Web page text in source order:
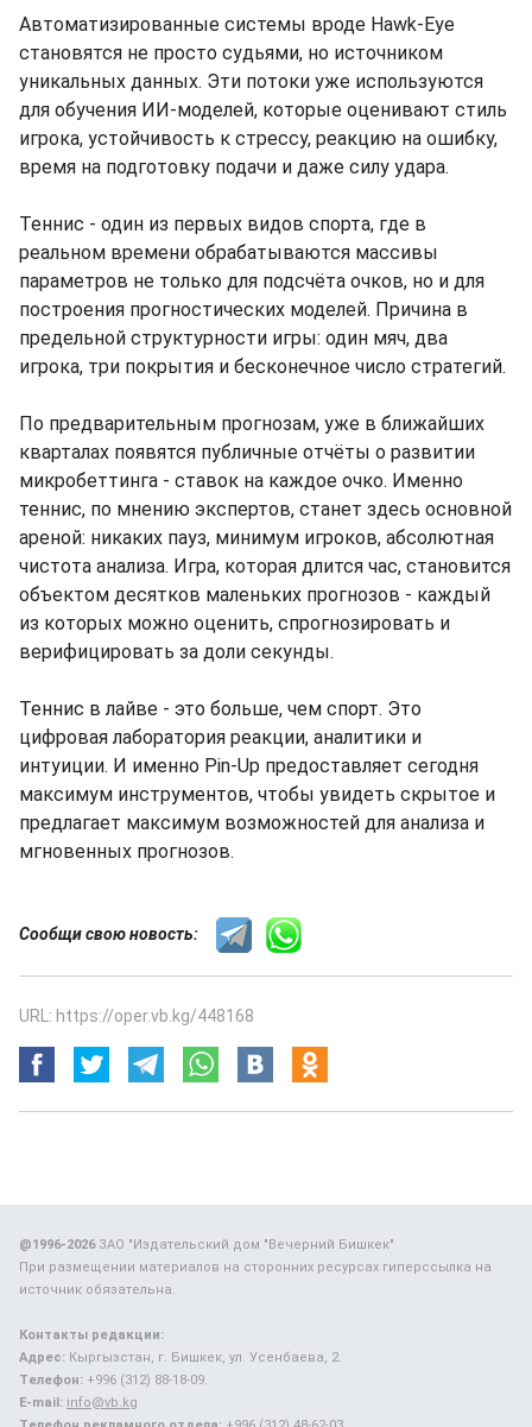
Автоматизированные системы вроде Hawk-Eye
становятся не просто судьями, но источником
уникальных данных. Эти потоки уже используются
для обучения ИИ-моделей, которые оценивают стиль
игрока, устойчивость к стрессу, реакцию на ошибку,
время на подготовку подачи и даже силу удара.
Теннис - один из первых видов спорта, где в
реальном времени обрабатываются массивы
параметров не только для подсчёта очков, но и для
построения прогностических моделей. Причина в
предельной структурности игры: один мяч, два
игрока, три покрытия и бесконечное число стратегий.
По предварительным прогнозам, уже в ближайших
кварталах появятся публичные отчёты о развитии
микробеттинга - ставок на каждое очко. Именно
теннис, по мнению экспертов, станет здесь основной
ареной: никаких пауз, минимум игроков, абсолютная
чистота анализа. Игра, которая длится час, становится
объектом десятков маленьких прогнозов - каждый
из которых можно оценить, спрогнозировать и
верифицировать за доли секунды.
Теннис в лайве - это больше, чем спорт. Это
цифровая лаборатория реакции, аналитики и
интуиции. И именно Pin-Up предоставляет сегодня
максимум инструментов, чтобы увидеть скрытое и
предлагает максимум возможностей для анализа и
мгновенных прогнозов.
Сообщи свою новость:
URL: https://oper.vb.kg/448168
@1996-2026ЗАО "Издательский дом "Вечерний Бишкек"
При размещении материалов на сторонних ресурсах гиперссылка на
источник обязательна.
Контакты редакции:
Адрес: Кыргызстан, г. Бишкек, ул. Усенбаева, 2.
Телефон: +996 (312) 88-18-09.
E-mail: info@vb.kg